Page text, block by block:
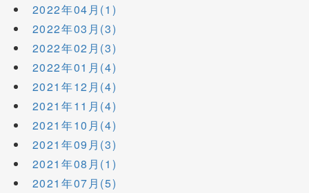
2022年04月(1)
2022年03月(3)
2022年02月(3)
2022年01月(4)
2021年12月(4)
2021年11月(4)
2021年10月(4)
2021年09月(3)
2021年08月(1)
2021年07月(5)